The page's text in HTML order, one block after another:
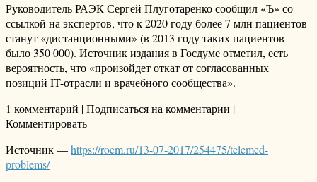
Руководитель РАЭК Сергей Плуготаренко сообщил «Ъ» со
ссылкой на экспертов, что к 2020 году более 7 млн пациентов
станут «дистанционными» (в 2013 году таких пациентов
было 350 000). Источник издания в Госдуме отметил, есть
вероятность, что «произойдет откат от согласованных
позиций IT-отрасли и врачебного сообщества».
1 комментарий | Подписаться на комментарии |
Комментировать
Источник —https://roem.ru/13-07-2017/254475/telemed-
problems/